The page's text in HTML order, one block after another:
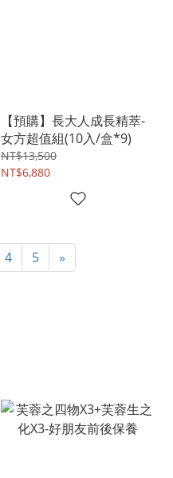
【預購】長大人成長精萃-
女方超值組(10入/盒*9)
NT$13,500
NT$6,880
4 5 »